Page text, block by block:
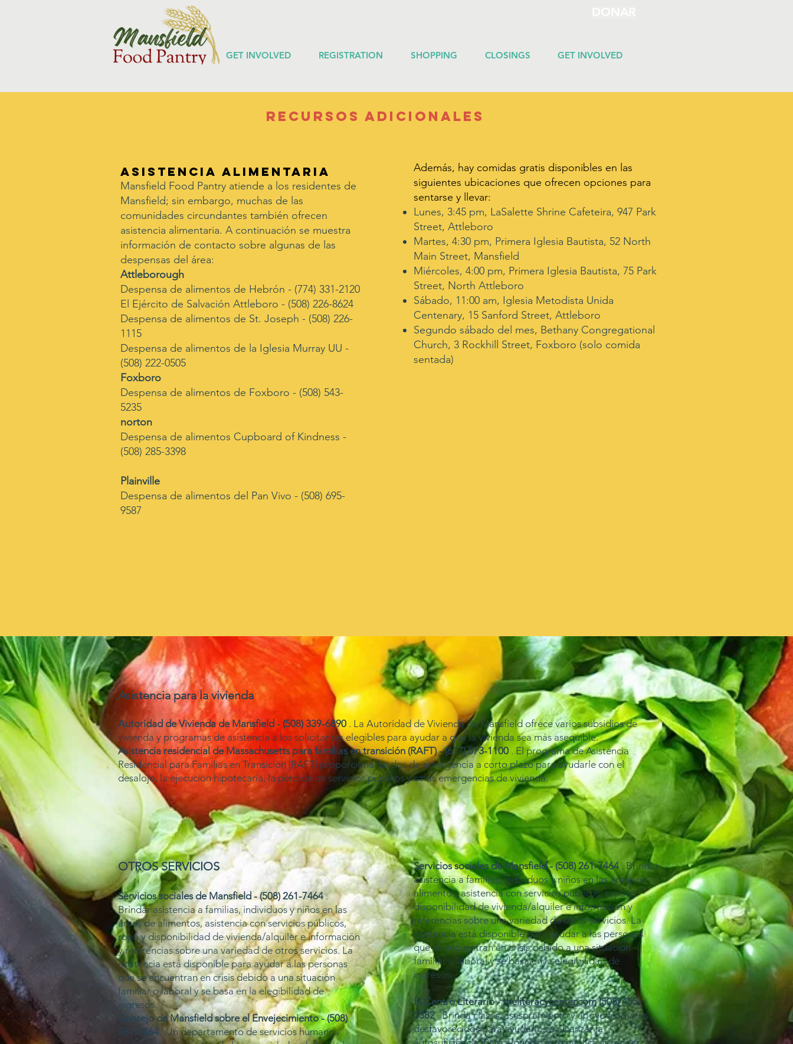
GET INVOLVED REGISTRATION SHOPPING CLOSINGS GET INVOLVED
Recursos adicionales
Asistencia alimentaria
Mansfield Food Pantry atiende a los residentes de
Mansfield; sin embargo, muchas de las
comunidades circundantes también ofrecen
asistencia alimentaria. A continuación se muestra
información de contacto sobre algunas de las
despensas del área:
Attleborough
Despensa de alimentos de Hebrón - (774) 331-2120
El Ejército de Salvación Attleboro - (508) 226-8624
Despensa de alimentos de St. Joseph - (508) 226-
1115
Despensa de alimentos de la Iglesia Murray UU -
(508) 222-0505
Foxboro
Despensa de alimentos de Foxboro - (508) 543-
5235
norton
Despensa de alimentos Cupboard of Kindness -
(508) 285-3398
Plainville
Despensa de alimentos del Pan Vivo - (508) 695-
9587
Además, hay comidas gratis disponibles en las
siguientes ubicaciones que ofrecen opciones para
sentarse y llevar:
Lunes, 3:45 pm, LaSalette Shrine Cafeteira, 947 Park
Street, Attleboro
Martes, 4:30 pm, Primera Iglesia Bautista, 52 North
Main Street, Mansfield
Miércoles, 4:00 pm, Primera Iglesia Bautista, 75 Park
Street, North Attleboro
Sábado, 11:00 am, Iglesia Metodista Unida
Centenary, 15 Sanford Street, Attleboro
Segundo sábado del mes, Bethany Congregational
Church, 3 Rockhill Street, Foxboro (solo comida
sentada)
Asistencia para la vivienda
Autoridad de Vivienda de Mansfield - (508) 339-6890 . La Autoridad de Vivienda de Mansfield ofrece varios subsidios de
vivienda y programas de asistencia a los solicitantes elegibles para ayudar a que la vivienda sea más asequible.
Asistencia residencial de Massachusetts para familias en transición (RAFT) - (617) 573-1100 . El programa de Asistencia
Residencial para Familias en Transición (RAFT) proporciona fondos de emergencia a corto plazo para ayudarle con el
desalojo, la ejecución hipotecaria, la pérdida de servicios públicos y otras emergencias de vivienda.
OTROS SERVICIOS
Servicios sociales de Mansfield - (508) 261-7464.
Brindar asistencia a familias, individuos y niños en las
áreas de alimentos, asistencia con servicios públicos,
ropa y disponibilidad de vivienda/alquiler e información
y referencias sobre una variedad de otros servicios. La
asistencia está disponible para ayudar a las personas
que se encuentran en crisis debido a una situación
familiar o laboral y se basa en la elegibilidad de
ingresos.
Consejo de Mansfield sobre el Envejecimiento - (508)
261-7464 . Un departamento de servicios humanos
Servicios sociales de Mansfield - (508) 261-7464 . Brindar
asistencia a familias, individuos y niños en las áreas de
alimentos, asistencia con servicios públicos, ropa y
disponibilidad de vivienda/alquiler e información y
referencias sobre una variedad de otros servicios. La
asistencia está disponible para ayudar a las personas
que se encuentran en crisis debido a una situación
familiar o laboral y se basa en la elegibilidad de
ingresos.
El Centro Literario -theliteracycenter.com(508) 455-
5382. Brinda clases, asesoramiento y apoyo a adultos
desfavorecidos para ayudarlos a alcanzar la